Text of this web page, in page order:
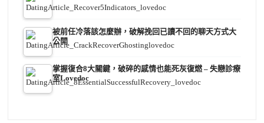
被前任冷落該怎麼辦，破解挽回已讀不回的聊天方式大
公開
掌握復合8大關鍵，破碎的感情也能死灰復燃 – 失戀診療
室Lovedoc